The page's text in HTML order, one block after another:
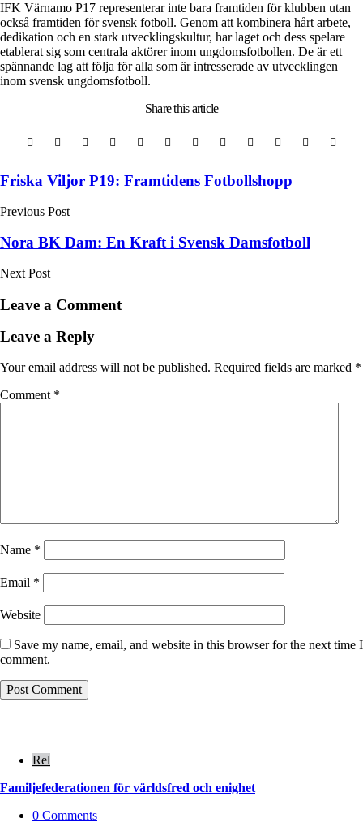
IFK Värnamo P17 representerar inte bara framtiden för klubben utan
också framtiden för svensk fotboll. Genom att kombinera hårt arbete,
dedikation och en stark utvecklingskultur, har laget och dess spelare
etablerat sig som centrala aktörer inom ungdomsfotbollen. De är ett
spännande lag att följa för alla som är intresserade av utvecklingen
inom svensk ungdomsfotboll.
Sharethis article
Post
navigation
Friska Viljor P19: Framtidens Fotbollshopp
Previous Post
Nora BK Dam: En Kraft i Svensk Damsfotboll
Next Post
Leave a Comment
Leave a Reply
Your email address will not be published. Required fields are marked *
Comment *
Name *
Email *
Website
Save my name, email, and website in this browser for the next time I
comment.
Rel
Familjefederationen för världsfred och enighet
0 Comments